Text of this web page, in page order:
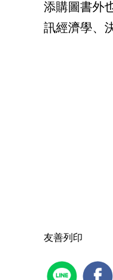
添購圖書外
訊經濟學、
友善列印